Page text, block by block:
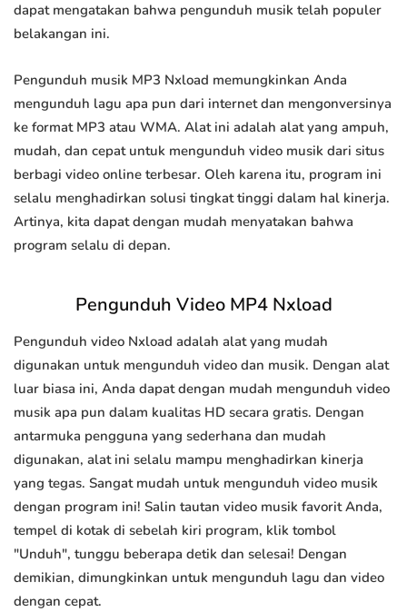
dapat mengatakan bahwa pengunduh musik telah populer
belakangan ini.
Pengunduh musik MP3 Nxload memungkinkan Anda
mengunduh lagu apa pun dari internet dan mengonversinya
ke format MP3 atau WMA. Alat ini adalah alat yang ampuh,
mudah, dan cepat untuk mengunduh video musik dari situs
berbagi video online terbesar. Oleh karena itu, program ini
selalu menghadirkan solusi tingkat tinggi dalam hal kinerja.
Artinya, kita dapat dengan mudah menyatakan bahwa
program selalu di depan.
Pengunduh Video MP4 Nxload
Pengunduh video Nxload adalah alat yang mudah
digunakan untuk mengunduh video dan musik. Dengan alat
luar biasa ini, Anda dapat dengan mudah mengunduh video
musik apa pun dalam kualitas HD secara gratis. Dengan
antarmuka pengguna yang sederhana dan mudah
digunakan, alat ini selalu mampu menghadirkan kinerja
yang tegas. Sangat mudah untuk mengunduh video musik
dengan program ini! Salin tautan video musik favorit Anda,
tempel di kotak di sebelah kiri program, klik tombol
"Unduh", tunggu beberapa detik dan selesai! Dengan
demikian, dimungkinkan untuk mengunduh lagu dan video
dengan cepat.